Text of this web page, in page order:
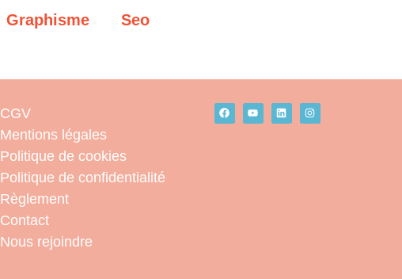
Graphisme Seo
CGV
Mentions légales
Politique de cookies
Politique de confidentialité
Règlement
Contact
Nous rejoindre